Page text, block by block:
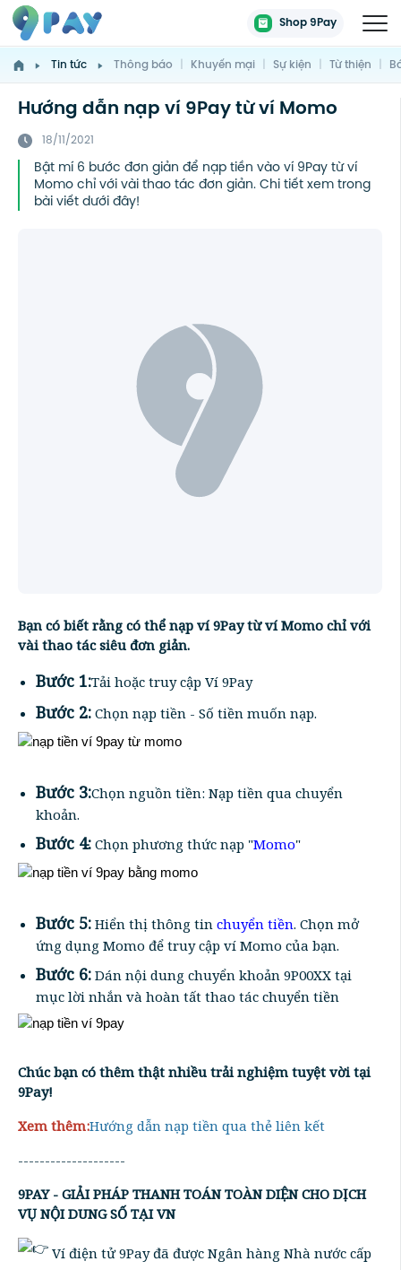
Shop 9Pay
Tin tức Thông báo | Khuyến mại | Sự kiện | Từ thiện |
Hướng dẫn nạp ví 9Pay từ ví Momo
18/11/2021
Bật mí 6 bước đơn giản để nạp tiền vào ví 9Pay từ ví
Momo chỉ với vài thao tác đơn giản. Chi tiết xem trong
bài viết dưới đây!
Bạn có biết rằng có thể nạp ví 9Pay từ ví Momo chỉ với
vài thao tác siêu đơn giản.
Bước 1:Tải hoặc truy cập Ví 9Pay
Bước 2: Chọn nạp tiền - Số tiền muốn nạp.
Bước 3:Chọn nguồn tiền: Nạp tiền qua chuyển
khoản.
Bước 4: Chọn phương thức nạp "Momo"
Bước 5: Hiển thị thông tin chuyển tiền. Chọn mở
ứng dụng Momo để truy cập ví Momo của bạn.
Bước 6: Dán nội dung chuyển khoản 9P00XX tại
mục lời nhắn và hoàn tất thao tác chuyển tiền
Chúc bạn có thêm thật nhiều trải nghiệm tuyệt vời tại
9Pay!
Xem thêm:Hướng dẫn nạp tiền qua thẻ liên kết
--------------------
9PAY - GIẢI PHÁP THANH TOÁN TOÀN DIỆN CHO DỊCH
VỤ NỘI DUNG SỐ TẠI VN
Ví điện tử 9Pay đã được Ngân hàng Nhà nước cấp